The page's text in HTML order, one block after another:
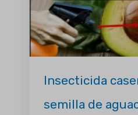
Insecticida
semilla de